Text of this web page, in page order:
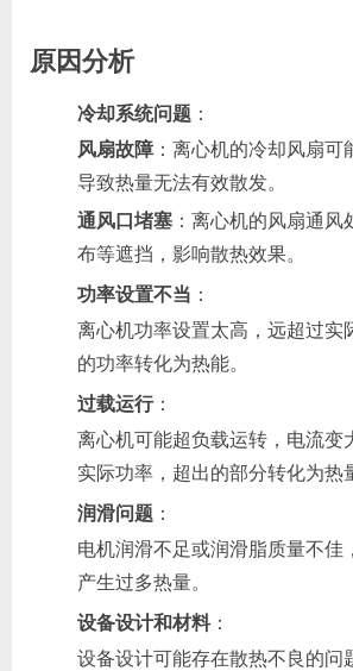
原因分析
冷却系统问题 ：
风扇故障 ：离心机的冷却风扇可
导致热量无法有效散发。
通风口堵塞 ：离心机的风扇通
布等遮挡，影响散热效果。
功率设置不当 ：
离心机功率设置太高，远超过实
的功率转化为热能。
过载运行：
离心机可能超负载运转，电流变
实际功率，超出的部分转化为热
润滑问题 ：
电机润滑不足或润滑脂质量不佳
产生过多热量。
设备设计和材料：
设备设计可能存在散热不良的问